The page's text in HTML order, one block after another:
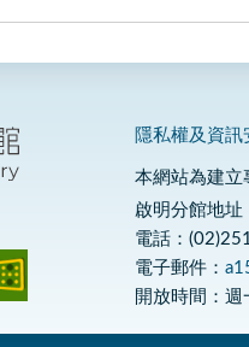
隱私權及資訊
本網站為建立
啟明分館地
電話：
電子郵件：
開放時間：